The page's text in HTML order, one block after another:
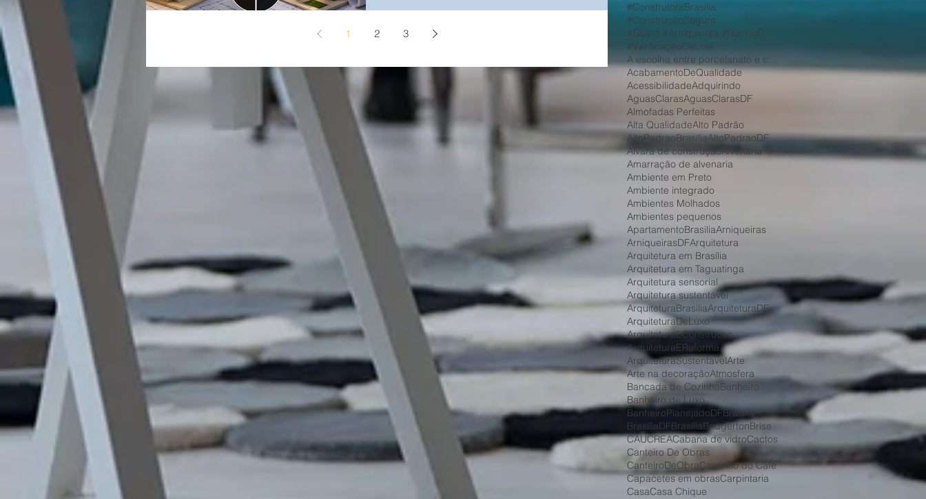
1 2 3
#ConstrutoraBrasilia
#ConstruçãoSegura
#Guará #Arniqueiras #NúcleoBandeirante #Taguatinga #VicentePires #ParkWay #JardimBotânico
#VerificaçãoDeLote
A escolha entre porcelanato e cerâmica depende de diversos fatores
AcabamentoDeQualidade
AcessibilidadeAdquirindo
AguasClarasAguasClarasDF
Almofadas Perfeitas
Alta QualidadeAlto Padrão
AltoPadraoBrasiliaAltoPadraoDF
Alvará de construçãoAlvenaria
Amarração de alvenaria
Ambiente em Preto
Ambiente integrado
Ambientes Molhados
Ambientes pequenos
ApartamentoBrasiliaArniqueiras
ArniqueirasDFArquitetura
Arquitetura em Brasília
Arquitetura em Taguatinga
Arquitetura sensorial
Arquitetura sustentável
ArquiteturaBrasiliaArquiteturaDF
ArquiteturaDeLuxo
ArquiteturaEConstrucao
ArquiteturaEReforma
ArquiteturaSustentavelArte
Arte na decoraçãoAtmosfera
Bancada de CozinhaBanheiro
Banheiro de Luxo
BanheiroPlanejadoDFBrasilia
BrasiliaDFBrasíliaBridgertonBrise
CAUCREACabana de vidroCactos
Canteiro De Obras
CanteiroDeObraCantinho do Café
Capacetes em obrasCarpintaria
CasaCasa Chique